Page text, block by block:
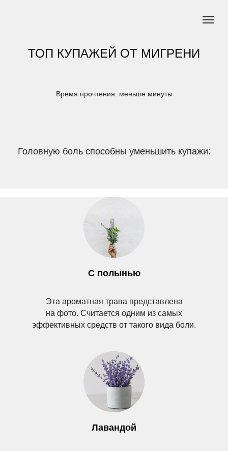
ТОП КУПАЖЕЙ ОТ МИГРЕНИ
Время прочтения: меньше минуты
Головную боль способны уменьшить купажи:
С полынью
Эта ароматная трава представлена
на фото. Считается одним из самых
эффективных средств от такого вида боли.
Лавандой